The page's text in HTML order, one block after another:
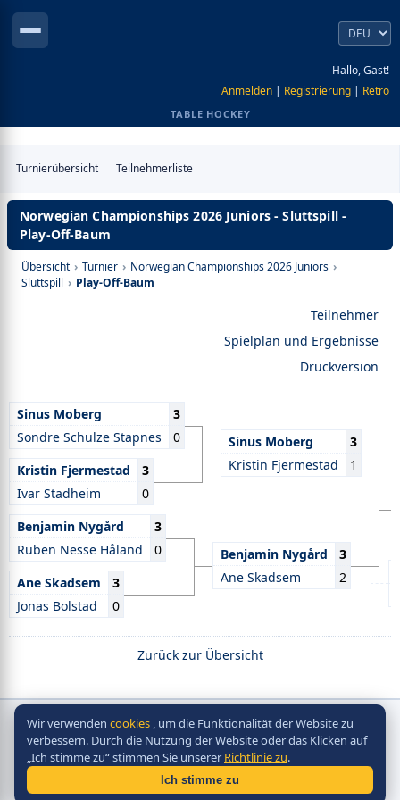
Hallo, Gast!
Anmelden | Registrierung | Retro
TABLE HOCKEY
Turnierübersicht Teilnehmerliste
Norwegian Championships 2026 Juniors - Sluttspill -
Play-Off-Baum
Übersicht › Turnier › Norwegian Championships 2026 Juniors ›
Sluttspill › Play-Off-Baum
Teilnehmer
Spielplan und Ergebnisse
Druckversion
Sinus Moberg
3
Sondre Schulze Stapnes
0 Sinus Moberg
3
Kristin Fjermestad
1
Kristin Fjermestad
3
Ivar Stadheim
0
Benjamin Nygård
3
Ruben Nesse Håland
0 Benjamin Nygård
3
Ane Skadsem
2
Ane Skadsem
3
Jonas Bolstad
0
Zurück zur Übersicht
Copyright © Scorpion Table Hockey Systems
2010 - 2026
Разработка сайта -
Wir verwenden cookies , um die Funktionalität der Website zu
verbessern. Durch die Nutzung der Website oder das Klicken auf
„Ich stimme zu“ stimmen Sie unserer Richtlinie zu.
Ich stimme zu